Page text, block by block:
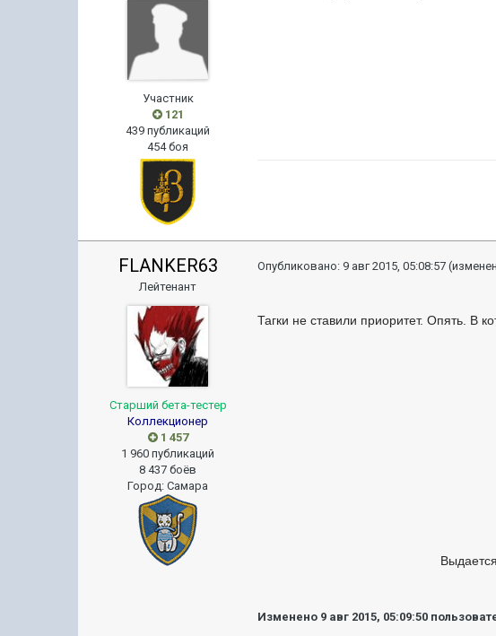
Участник
121
439 публикаций
454 боя
FLANKER63
Лейтенант
Старший бета-тестер
Коллекционер
1 457
1 960 публикаций
8 437 боёв
Город:Самара
Опубликовано: 9 авг 2015, 05:08:57
Тагки не ставили приоритет. Опять. В
Изменено 9 авг 2015, 05:09:50